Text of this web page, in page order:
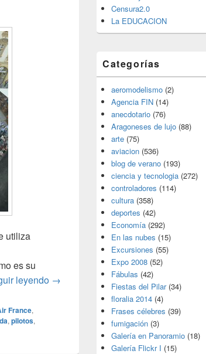
utiliza
es su
leyendo Caldo de cultivo
→
France,
, pilotos,
Censura2.0
La EDUCACION
Categorías
aeromodelismo (2)
Agencia FIN (14)
anecdotario (76)
Aragoneses de lujo (88)
arte (75)
aviacion (536)
blog de verano (193)
ciencia y tecnologia (272)
controladores (114)
cultura (358)
deportes (42)
Economía (292)
En las nubes (15)
Excursiones (55)
Expo 2008 (52)
Fábulas (42)
Fiestas del Pilar(34)
floralia 2014 (4)
Frases célebres (39)
fumigación (3)
Galería en Panoramio (18)
Galería Flickr I (15)